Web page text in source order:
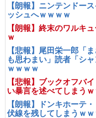
【朗報】ニンテンドー
ッシュへｗｗｗｗ
【朗報】終末のワルキ
ｗ
【悲報】尾田栄一郎「
も思わまい」読者「シ
ｗｗｗｗ
【悲報】ブックオフバ
い暴言を述べてしまうｗ
【朗報】ドンキホーテ
伏線を残してしまうｗｗ